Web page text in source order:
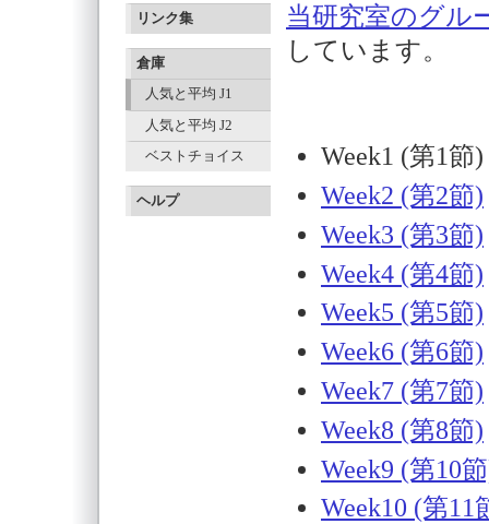
リンク集
倉庫
人気と平均 J1
人気と平均 J2
ベストチョイス
ヘルプ
当研究室のグル
しています。
Week1 (第1
Week2 (第2節)
Week3 (第3節)
Week4 (第4節)
Week5 (第5節)
Week6 (第6節)
Week7 (第7節)
Week8 (第8節)
Week9 (第10
Week10 (第11